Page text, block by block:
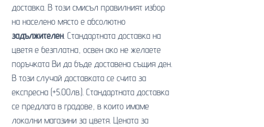
доставка. В този смисъл правилният избор
на населено място е абсолютно
задължителен. Стандартната доставка на
цветя е безплатна, освен ако не желаете
поръчката Ви да бъде доставена същия ден.
В този случай доставката се счита за
експресна (+5.00лв.). Стандартната доставка
се предлага в градове, в които имаме
локални магазини за цветя. Цената за